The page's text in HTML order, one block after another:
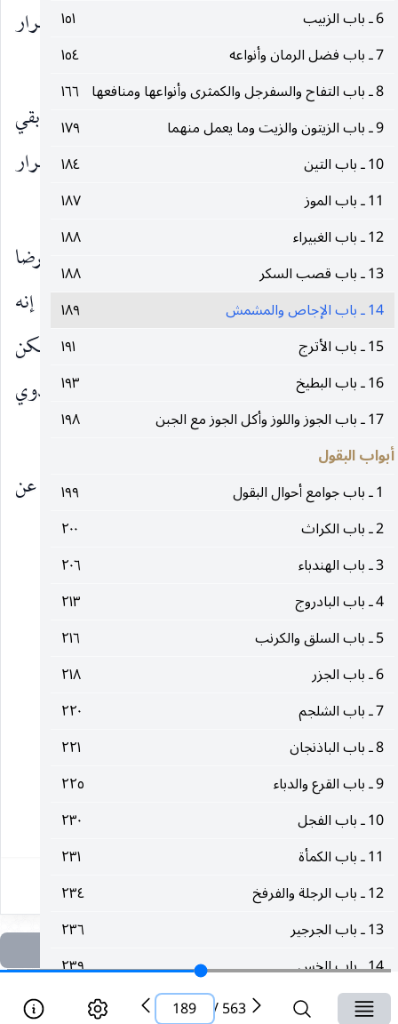
6 ـ باب الزبيب
١٥١
7 ـ باب فضل الرمان وأنواعه
١٥٤
8 ـ باب التفاح والسفرجل والكمثرى وأنواعها ومنافعها
١٦٦
9 ـ باب الزيتون والزيت وما يعمل منهما
١٧٩
10 ـ باب التين
١٨٤
11 ـ باب الموز
١٨٧
12 ـ باب الغبيراء
١٨٨
13 ـ باب قصب السكر
١٨٨
14 ـ باب الإجاص والمشمش
١٨٩
15 ـ باب الأترج
١٩١
16 ـ باب البطيخ
١٩٣
17 ـ باب الجوز واللوز وأكل الجوز مع الجبن
١٩٨
أبواب البقول
1 ـ باب جوامع أحوال البقول
١٩٩
2 ـ باب الكراث
٢٠٠
3 ـ باب الهندباء
٢٠٦
4 ـ باب البادروج
٢١٣
5 ـ باب السلق والكرنب
٢١٦
6 ـ باب الجزر
٢١٨
7 ـ باب الشلجم
٢٢٠
8 ـ باب الباذنجان
٢٢١
9 ـ باب القرع والدباء
٢٢٥
10 ـ باب الفجل
٢٣٠
11 ـ باب الكمأة
٢٣١
12 ـ باب الرجلة والفرفخ
٢٣٤
13 ـ باب الجرجير
٢٣٦
14 ـ باب الخس
٢٣٩
15 ـ باب الكرفس
وعنهعليه‌السلام
أنه قال : الإجاص على الريق يسكن المرار
إلا أنه يهيج الرياح.
وعنهم عليه‌السلامعليكم بالإجاص العتيق فإن العتيق قد بقي
نفعه وذهب ضرره وكلوه مقشرا فإنه نافع لكل مرار
وحرارة ووهج يهيج منها
٢ ـ المكارم ، عن زياد القندي قال : دخلت على الرضا
عليه‌السلام وبين يديه تور فيه إجاص أسود في إبانه فقال إنه
هاجت بي حرارة وأرى الإجاص يطفئ الحرارة ويسكن
الصفراء وأن اليابس منه يسكن الدم ويسكن الداء الدوي
بإذن الله عز وجل(٤) .
الكافي ، عن محمد بن يحيى عن عبد الله بن جعفر عن
يعقوب بن يزيد عن
__________________
(١) الخصال : ١٤٤.
(٢) مكارم الأخلاق : ١٩١ ـ ١٩٢.
(٣) طب الأئمة : ١٣٦.
(٤) مكارم الأخلاق : ١٩٩ ـ ٢٠٠.
563
/
189